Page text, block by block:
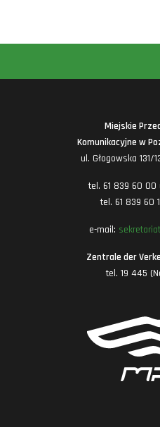
Miejskie
Komunikacyjne w
ul. Głogowska
tel. 61 839 60 00
tel. 61 839 60
e-mail:
Zentrale der
tel. 19 445